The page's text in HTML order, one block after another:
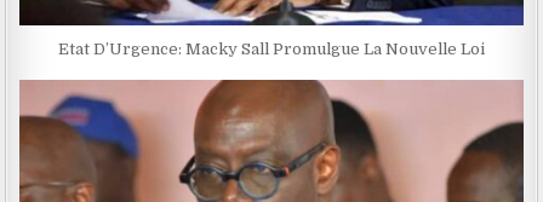
Etat D’Urgence: Macky Sall Promulgue La Nouvelle Loi